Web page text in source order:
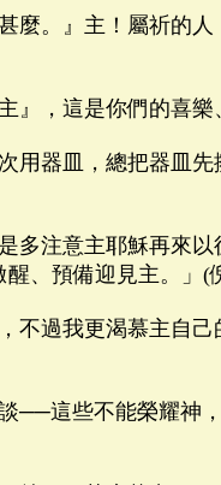
。』主！屬祈的人
，這是你們的喜樂
器皿，總把器皿先
注意主耶穌再來以
、預備迎見主。」(
過我更渴慕主自己
這些不能榮耀神